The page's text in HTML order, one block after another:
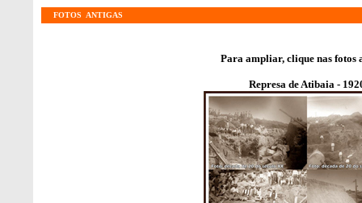
FOTOS ANTIGAS
Para ampliar, clique nas fotos
Represa de Atibaia -